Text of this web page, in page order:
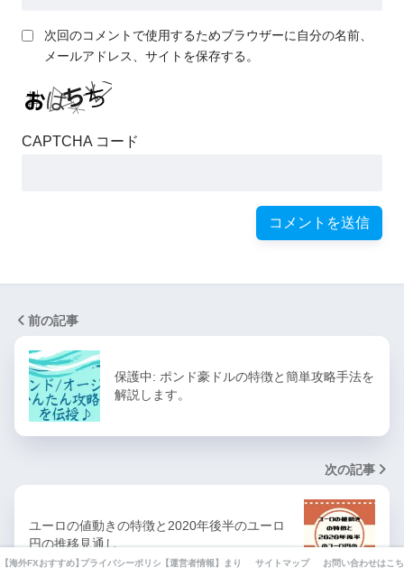
次回のコメントで使用するためブラウザーに自分の名前、
メールアドレス、サイトを保存する。
CAPTCHA コード
前の記事
保護中: ポンド豪ドルの特徴と簡単攻略手法を
解説します。
次の記事
ユーロの値動きの特徴と2020年後半のユーロ
円の推移見通し
【海外FXおすすめ】厳選10業者業者を徹底比較してみました。
プライバシーポリシー・利用規約・免責事項
【運営者情報】まりえの自己紹介とFXとの出会いと現在ま
サイトマップ お問い合わせはこ